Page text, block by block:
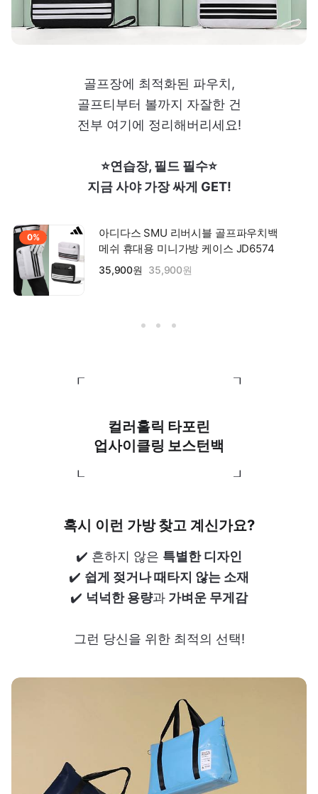
골프장에 최적화된 파우치,
골프티부터 볼까지 자잘한 건
전부 여기에 정리해버리세요!
⭐연습장, 필드 필수⭐
지금 사야 가장 싸게 GET!
0%
아디다스 SMU 리버시블 골프파우치백
메쉬 휴대용 미니가방 케이스 JD6574
35,900원 35,900원
┎ ┒
컬러홀릭 타포린
업사이클링 보스턴백
┖ ┚
혹시 이런 가방 찾고 계신가요?
✔️ 흔하지 않은 특별한 디자인
✔️ 쉽게 젖거나 때타지 않는 소재
✔️ 넉넉한 용량과 가벼운 무게감
그런 당신을 위한 최적의 선택!